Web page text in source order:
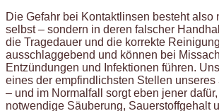
Die Gefahr bei Kontaktlinsen besteht also
selbst – sondern in deren falscher
die Tragedauer und die korrekte
ausschlaggebend und können bei
Entzündungen und Infektionen führen.
eines der empfindlichsten Stellen
– und im Normalfall sorgt eben jener
notwendige Säuberung, Sauerstoffgehalt